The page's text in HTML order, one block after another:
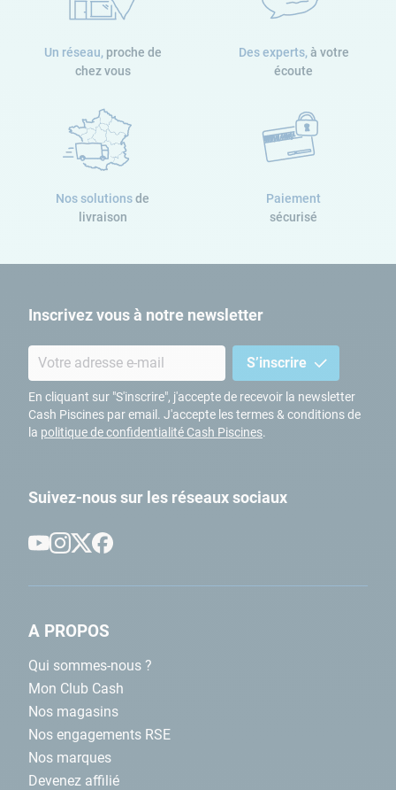
Un réseau, proche de
chez vous
Des experts, à votre
écoute
Nos solutionsde
livraison
Paiement
sécurisé
Inscrivez vous à notre newsletter
S’inscrire
En cliquant sur "S'inscrire", j'accepte de recevoir la newsletter
Cash Piscines par email. J'accepte les termes & conditions de
la politique de confidentialité Cash Piscines.
Suivez-nous sur les réseaux sociaux
A PROPOS
Qui sommes-nous ?
Mon Club Cash
Nos magasins
Nos engagements RSE
Nos marques
Devenez affilié